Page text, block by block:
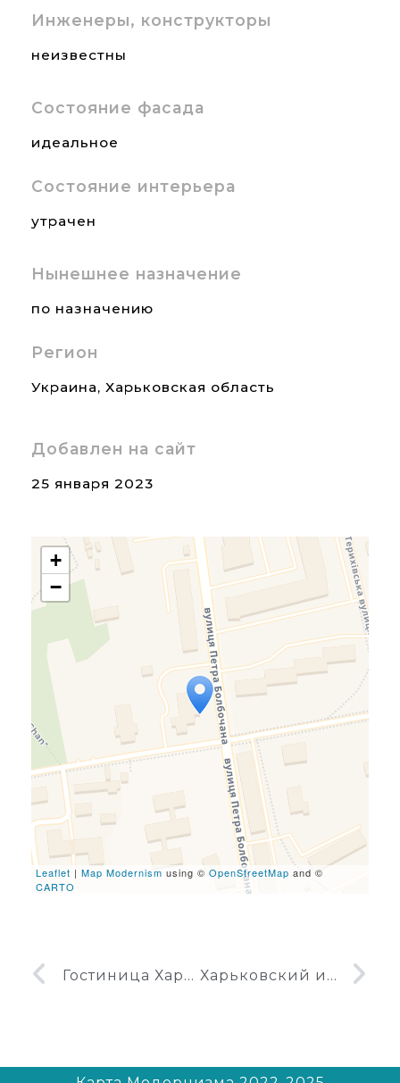
Инженеры, конструкторы
неизвестны
Состояние фасада
идеальное
Состояние интерьера
утрачен
Нынешнее назначение
по назначению
Регион
Украина, Харьковская область
Добавлен на сайт
25 января 2023
Travelers' Map is loading...
If you see this after your
page is loaded completely,
leafletJS files are missing.
+
−
Leaflet | Map Modernism using © OpenStreetMap and ©
CARTO
Гостиница Харьков (16-этажный корпус) Харьковский институт общественного питания